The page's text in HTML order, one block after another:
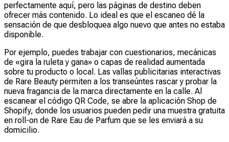
perfectamente aquí, pero las páginas de destino deben
ofrecer más contenido. Lo ideal es que el escaneo dé la
sensación de que desbloquea algo nuevo que antes no estaba
disponible.
Por ejemplo, puedes trabajar con cuestionarios, mecánicas
de «gira la ruleta y gana» o capas de realidad aumentada
sobre tu producto o local. Las vallas publicitarias interactivas
de Rare Beauty permiten a los transeúntes rascar y probar la
nueva fragancia de la marca directamente en la calle. Al
escanear el código QR Code, se abre la aplicación Shop de
Shopify, donde los usuarios pueden pedir una muestra gratuita
en roll-on de Rare Eau de Parfum que se les enviará a su
domicilio.